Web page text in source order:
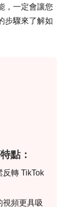
，一定會讓您
步驟來了解如
點：
轉 TikTok
視頻更具吸